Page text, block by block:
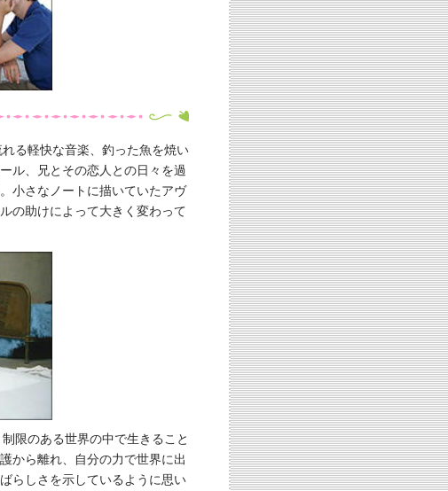
る軽快な音楽、釣った魚を焼い
ル、兄とその恋人との日々を過
小さなノートに描いていたアヴ
の助けによって大きく変わって
限のある世界の中で生きること
から離れ、自分の力で世界に出
らしさを示しているように思い